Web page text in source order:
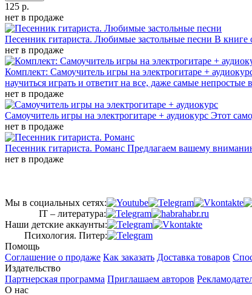
125 р.
нет в продаже
Песенник гитариста. Любимые застольные песни В книге
нет в продаже
Комплект: Самоучитель игры на электрогитаре +
научиться играть и ответит на все, даже самые непростые
нет в продаже
Самоучитель игры на электрогитаре + аудиокурс Этот
нет в продаже
Песенник гитариста. Романс Предлагаем вашему
нет в продаже
Мы в социальных сетях:
IT – литература:
Наши детские аккаунты:
Психология. Питер:
Помощь
Соглашение о продаже Как заказать Доставка товаров
Издательство
Партнерская программа Приглашаем авторов
О нас